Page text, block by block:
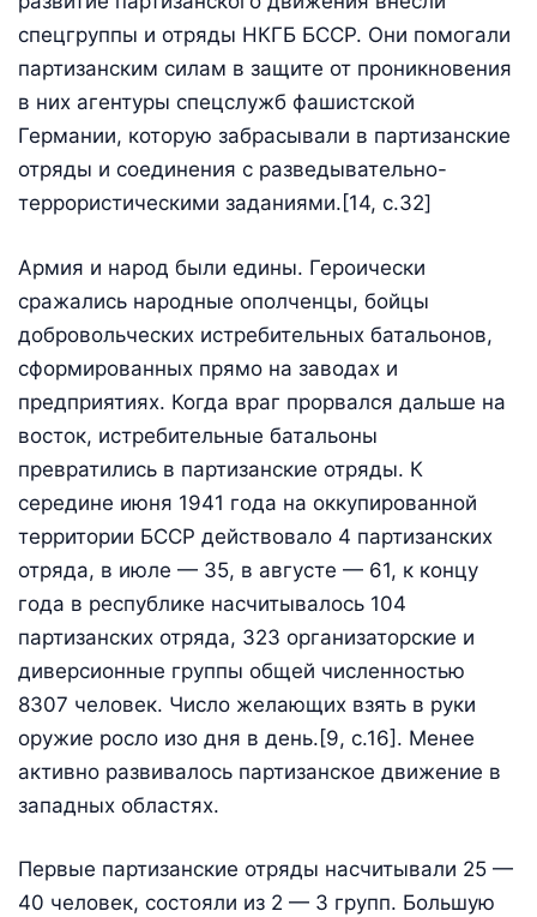
спецгруппы и отряды НКГБ БССР. Они помогали
партизанс­ким силам в защите от проникновения
в них агентуры спецслужб фашистской
Германии, которую забрасывали в партизанские
от­ряды и соединения с разведывательно-
террористическими зада­ниями.[14, c.32]
Армия и народ были едины. Героически
сражались народные ополченцы, бойцы
добровольческих истребительных батальонов,
сформированных прямо на заводах и
предприятиях. Когда враг прорвался дальше на
восток, истребительные батальоны
превратились в партизанские отряды. К
середине июня 1941 года на оккупированной
территории БССР дей­ствовало 4 партизанских
отряда, в июле — 35, в августе — 61, к концу
года в республике насчитывалось 104
партизанских отря­да, 323 организаторские и
диверсионные группы общей числен­ностью
8307 человек. Число желающих взять в руки
оружие росло изо дня в день.[9, с.16]. Менее
активно развивалось партизанское движение в
западных областях.
Первые партизанские отряды насчитывали 25 —
40 человек, состояли из 2 — 3 групп. Большую